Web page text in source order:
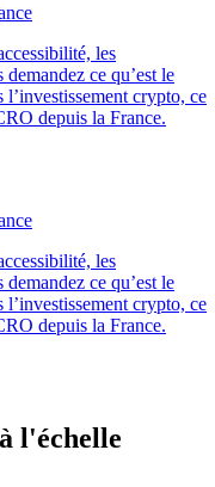
les
ce qu’est le
crypto, ce
depuis la France.
les
ce qu’est le
crypto, ce
depuis la France.
l'échelle